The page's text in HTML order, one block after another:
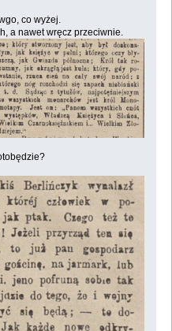
co wyżej.
a nawet wręcz przeciwnie.